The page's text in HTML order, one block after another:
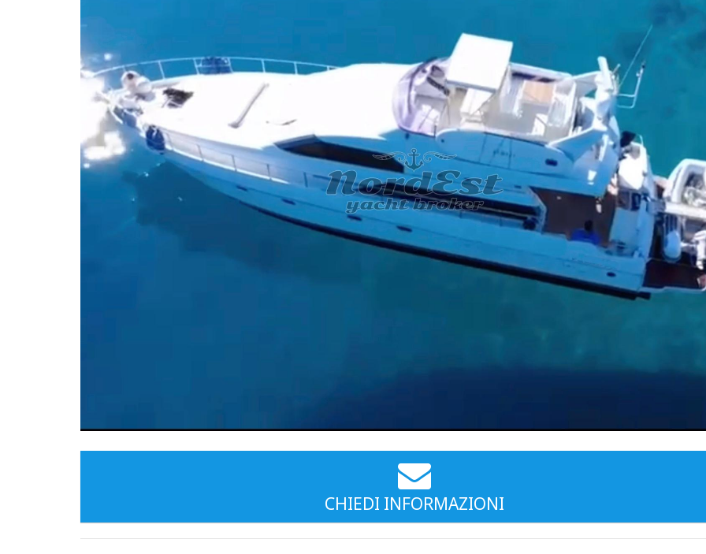
CHIEDI INFORMAZIONI